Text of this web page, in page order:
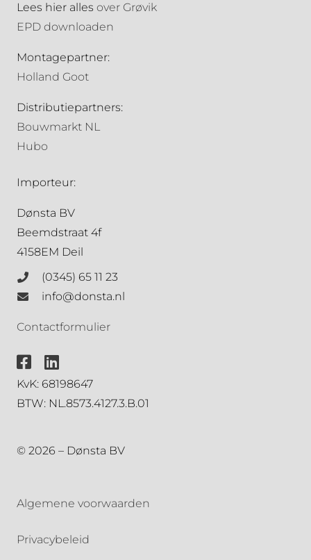
Lees hier alles over Grøvik
EPD downloaden
Montagepartner:
Holland Goot
Distributiepartners:
Bouwmarkt NL
Hubo
Importeur:
Dønsta BV
Beemdstraat 4f
4158EM Deil
(0345) 65 11 23
info@donsta.nl
Contactformulier
KvK: 68198647
BTW: NL.8573.4127.3.B.01
© 2026 – Dønsta BV
Algemene voorwaarden
Privacybeleid